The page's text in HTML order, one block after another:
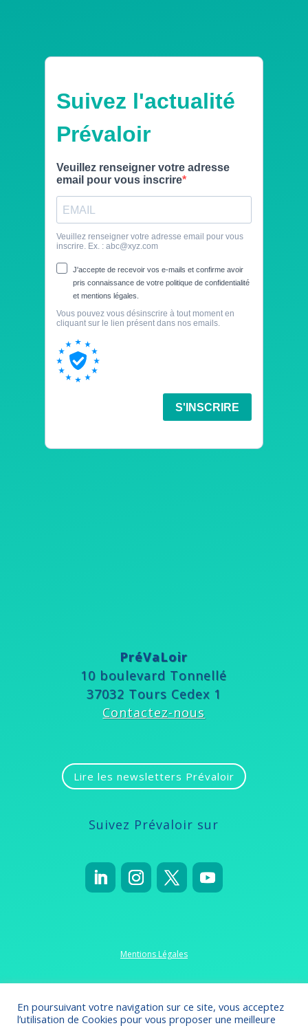
PréVaLoir
10 boulevard Tonnellé
37032 Tours Cedex 1
Contactez-nous
Lire les newsletters Prévaloir
Suivez Prévaloir sur
Mentions Légales
Politique de confidentialité
En poursuivant votre navigation sur ce site, vous acceptez
l’utilisation de Cookies pour vous proposer une meilleure